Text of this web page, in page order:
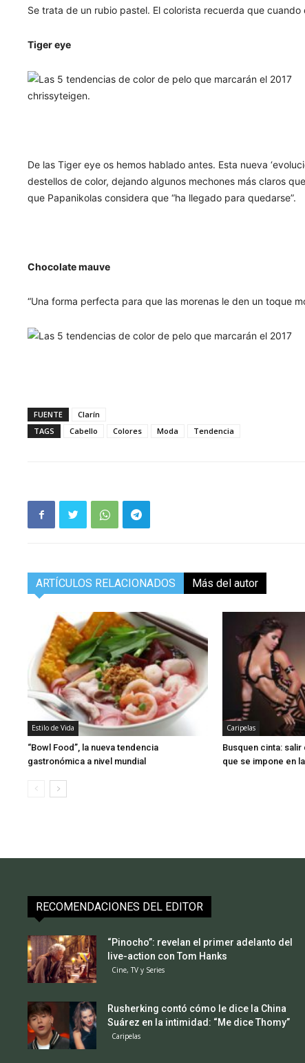
Se trata de un rubio pastel. El colorista recuerda que
Tiger eye
chrissyteigen.
De las Tiger eye os hemos hablado antes. Esta nueva
destellos de color, dejando algunos mechones más claros
que Papanikolas considera que “ha llegado para quedarse”.
Chocolate mauve
“Una forma perfecta para que las morenas le den un toque
FUENTE
Clarín
TAGS
Cabello Colores Moda Tendencia
ARTÍCULOS RELACIONADOS Más del autor
Estilo de Vida
“Bowl Food”, la nueva tendencia
gastronómica a nivel mundial
Caripelas
Busquen cinta:
que se impone en
RECOMENDACIONES DEL EDITOR
“Pinocho”: revelan el primer adelanto del
live-action con Tom Hanks
Cine, TV y Series
Rusherking contó cómo le dice la China
Suárez en la intimidad: “Me dice Thomy”
Caripelas